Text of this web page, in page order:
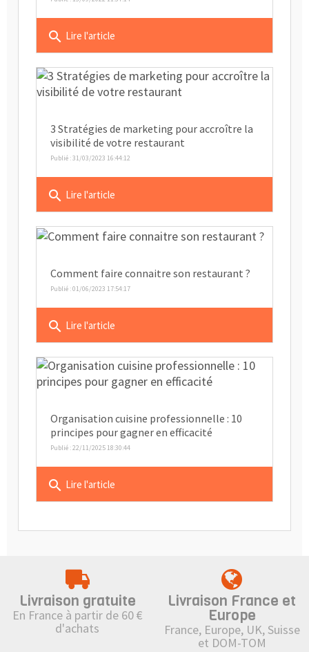
search Lire l'article
3 Stratégies de marketing pour accroître la
visibilité de votre restaurant
Publié : 31/03/2023 16:44:12
search Lire l'article
Comment faire connaitre son restaurant ?
Publié : 01/06/2023 17:54:17
search Lire l'article
Organisation cuisine professionnelle : 10
principes pour gagner en efficacité
Publié : 22/11/2025 18:30:44
search Lire l'article
Livraison gratuite
En France à partir de 60 €
d'achats
Livraison France et
Europe
France, Europe, UK, Suisse
et DOM-TOM